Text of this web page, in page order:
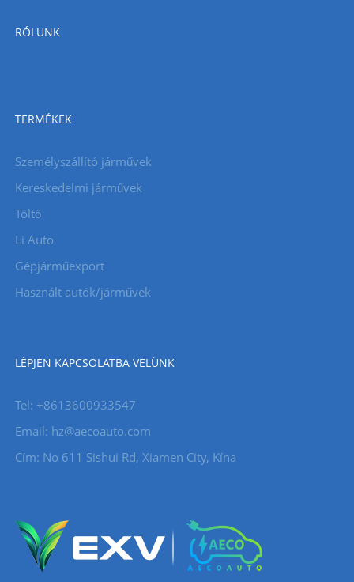
RÓLUNK
TERMÉKEK
Személyszállító járművek
Kereskedelmi járművek
Töltő
Li Auto
Gépjárműexport
Használt autók/járművek
LÉPJEN KAPCSOLATBA VELÜNK
Tel: +8613600933547
Email: hz@aecoauto.com
Cím: No 611 Sishui Rd, Xiamen City, Kína